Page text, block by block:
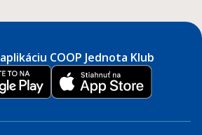
COOP Jednota Klub